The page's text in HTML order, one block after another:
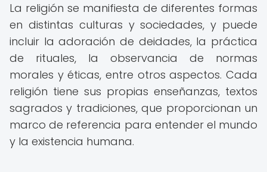
La religión se manifiesta de diferentes formas
en distintas culturas y sociedades, y puede
incluir la adoración de deidades, la práctica
de rituales, la observancia de normas
morales y éticas, entre otros aspectos. Cada
religión tiene sus propias enseñanzas, textos
sagrados y tradiciones, que proporcionan un
marco de referencia para entender el mundo
y la existencia humana.